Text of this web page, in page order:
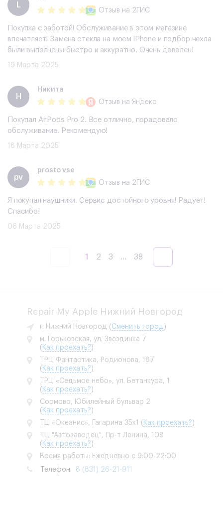
L
Отзыв на 2ГИС
Покупка с заботой! Обслуживание в этом магазине
впечатляет! Замена стекла на моем iPhone и подбор чехла
были выполнены быстро и аккуратно. Очень доволен!
19 Марта 2025
Н
Никита
Отзыв на Яндекс
Покупал AirPods Pro 2. Все отлично, порадовало
обслуживание. Рекомендую!
18 Марта 2025
pv
prosto vse
Отзыв на 2ГИС
Я покупал наушники. Сервис достойного уровня! Радует!
Спасибо!
06 Марта 2025
1 2 3 ... 38
Repair My Apple Нижний Новгород
г. Нижний Новгород ( Сменить город )
м. Горьковская, ул. Звездинка 7
( Как проехать? )
ТРЦ Фантастика, Родионова, 187
( Как проехать? )
ТРЦ «Седьмое небо», ул. Бетанкура, 1
( Как проехать? )
Сормово, Юбилейный бульвар 2
( Как проехать? )
ТЦ «Океанис», Гагарина 35к1
( Как проехать? )
ТЦ "Автозаводец", Пр-т Ленина, 108
( Как проехать? )
Время работы: Ежедневно с 9:00-22:00
Телефон: 8 (831) 26-21-911